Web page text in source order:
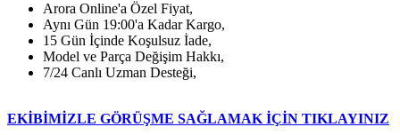
Arora Online'a Özel Fiyat,
Aynı Gün 19:00'a Kadar Kargo,
15 Gün İçinde Koşulsuz İade,
Model ve Parça Değişim Hakkı,
7/24 Canlı Uzman Desteği,
EKİBİMİZLE GÖRÜŞME SAĞLAMAK İÇİN TIKLAYINIZ